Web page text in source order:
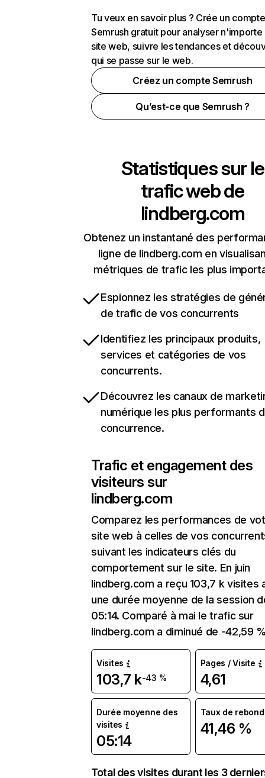
Tu veux en savoir plus ? Crée un compte
Semrush gratuit pour analyser n'importe
site web, suivre les tendances et
qui se passe sur le web.
Créez un compte Semrush
Qu’est-ce que Semrush ?
Statistiques sur le
trafic web de
lindberg.com
Obtenez un instantané des
ligne de lindberg.com en
métriques de trafic les plus
Espionnez les stratégies de
de trafic de vos concurrents
Identifiez les principaux produits,
services et catégories de vos
concurrents.
Découvrez les canaux de
numérique les plus performants
concurrence.
Trafic et engagement des
visiteurs sur
lindberg.com
Comparez les performances de
site web à celles de vos
suivant les indicateurs clés du
comportement sur le site. En juin
lindberg.com a reçu 103,7 k visites
une durée moyenne de la session
05:14. Comparé à mai le trafic sur
lindberg.com a diminué de -42,59
Visites
103,7 k-43 %
Pages / Visite
4,61
Durée moyenne des
visites
05:14
Taux de rebond
41,46 %
Total des visites durant les 3